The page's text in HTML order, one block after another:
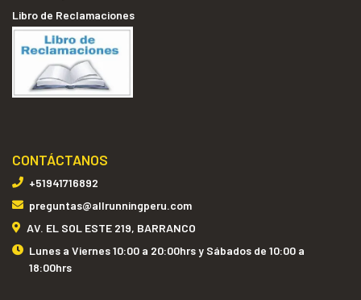
Libro de Reclamaciones
CONTÁCTANOS
+51941716892
preguntas@allrunningperu.com
AV. EL SOL ESTE 219, BARRANCO
Lunes a Viernes 10:00 a 20:00hrs y Sábados de 10:00 a
18:00hrs